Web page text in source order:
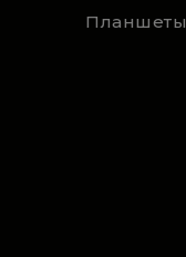
Планшеты